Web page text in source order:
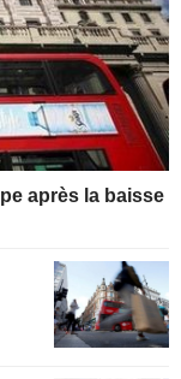
après la baisse